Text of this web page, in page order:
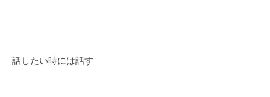
話したい時には話す